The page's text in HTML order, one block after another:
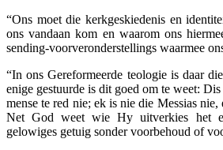
“Ons moet die kerkgeskiedenis en
ons vandaan kom en waarom ons
sending-voorveronderstellings waarmee
“In ons Gereformeerde teologie is daar
enige gestuurde is dit goed om te weet:
mense te red nie; ek is nie die Messias
Net God weet wie Hy uitverkies het
gelowiges getuig sonder voorbehoud of